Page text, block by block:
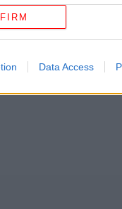
Data Access
ΓΆΜΟΥ ΕΚΚΛΗΣΊΑ